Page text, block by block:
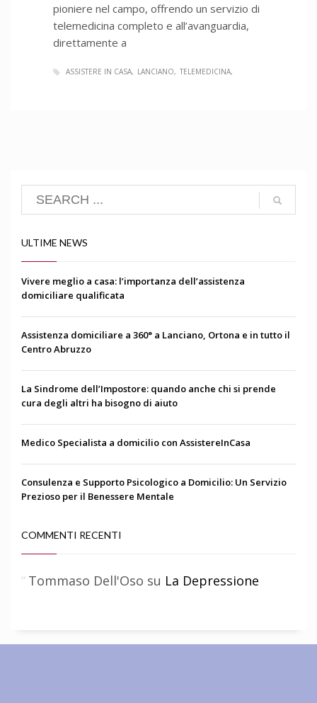
pioniere nel campo, offrendo un servizio di
telemedicina completo e all’avanguardia,
direttamente a
ASSISTERE IN CASA LANCIANO TELEMEDICINA
ULTIME NEWS
Vivere meglio a casa: l’importanza dell’assistenza
domiciliare qualificata
Assistenza domiciliare a 360° a Lanciano, Ortona e in tutto il
Centro Abruzzo
La Sindrome dell’Impostore: quando anche chi si prende
cura degli altri ha bisogno di aiuto
Medico Specialista a domicilio con AssistereInCasa
Consulenza e Supporto Psicologico a Domicilio: Un Servizio
Prezioso per il Benessere Mentale
COMMENTI RECENTI
Tommaso Dell'Oso su La Depressione